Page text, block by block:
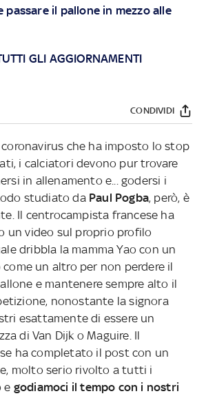
passare il pallone in mezzo alle
GLI AGGIORNAMENTI
CONDIVIDI
coronavirus che ha imposto lo stop
i calciatori devono pur trovare
in allenamento e... godersi i
studiato da Paul Pogba, però, è
Il centrocampista francese ha
un video sul proprio profilo
dribbla la mamma Yao con un
un altro per non perdere il
e mantenere sempre alto il
nonostante la signora
esattamente di essere un
di Van Dijk o Maguire. Il
ha completato il post con un
molto serio rivolto a tutti i
e godiamoci il tempo con i nostri